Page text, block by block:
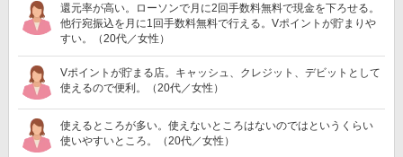
還元率が高い。ローソンで月に2回手数料無料で現金を下ろせる。
他行宛振込を月に1回手数料無料で行える。Vポイントが貯まりや
すい。（20代／女性）
Vポイントが貯まる店。キャッシュ、クレジット、デビットとして
使えるので便利。（20代／女性）
使えるところが多い。使えないところはないのではというくらい
使いやすいところ。（20代／女性）